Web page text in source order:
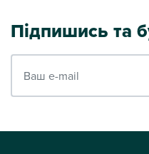
Підпишись та